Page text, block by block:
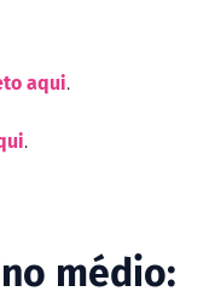
aqui.
.
médio: